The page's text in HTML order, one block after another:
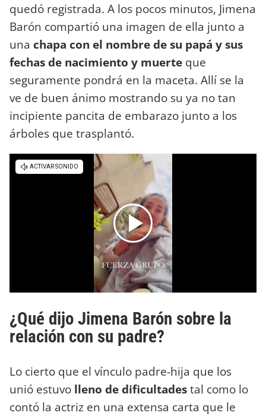
quedó registrada. A los pocos minutos, Jimena
Barón compartió una imagen de ella junto a
una chapa con el nombre de su papá y sus
fechas de nacimiento y muerte que
seguramente pondrá en la maceta. Allí se la
ve de buen ánimo mostrando su ya no tan
incipiente pancita de embarazo junto a los
árboles que trasplantó.
¿Qué dijo Jimena Barón sobre la
relación con su padre?
Lo cierto que el vínculo padre-hija que los
unió estuvo lleno de dificultadestal como lo
contó la actriz en una extensa carta que le